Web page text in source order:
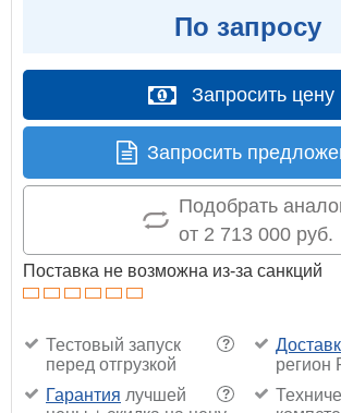
По запросу
Запросить цену
Запросить
Подобрать
от 2 713 000 руб.
Поставка не возможна из-за санкций
?
Тестовый запуск
перед отгрузкой
регион
?
Гарантия лучшей